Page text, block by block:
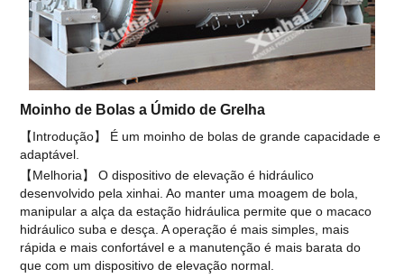
Moinho de Bolas a Úmido de Grelha
【Introdução】 É um moinho de bolas de grande capacidade e
adaptável.
【Melhoria】 O dispositivo de elevação é hidráulico
desenvolvido pela xinhai. Ao manter uma moagem de bola,
manipular a alça da estação hidráulica permite que o macaco
hidráulico suba e desça. A operação é mais simples, mais
rápida e mais confortável e a manutenção é mais barata do
que com um dispositivo de elevação normal.